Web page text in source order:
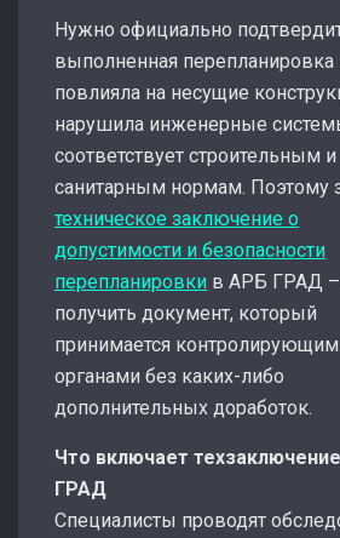
Нужно официально
выполненная перепланировка
повлияла на несущие
нарушила инженерные
соответствует строительным и
санитарным нормам. Поэтому
техническое заключение о
допустимости и безопасности
перепланировки в АРБ ГРАД –
получить документ, который
принимается
органами без каких-либо
дополнительных доработок.
Что включает
ГРАД
Специалисты проводят